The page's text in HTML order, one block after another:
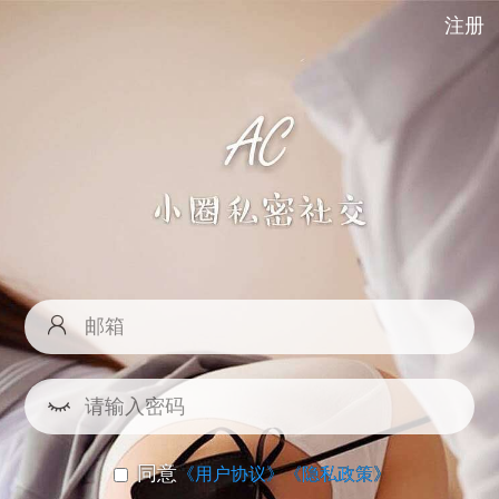
注册
同意《用户协议》《隐私政策》